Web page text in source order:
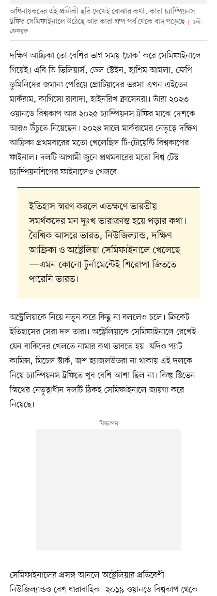
অধিনায়কদের এই প্রতীকী ছবি দেখেই বোঝার কথা, কারা চ্যাম্পিয়নস
ট্রফির সেমিফাইনালে উঠেছে আর কারা গ্রুপ পর্ব থেকে বাদ পড়েছে
ছবি:
ফেসবুক
দক্ষিণ আফ্রিকা তো বেশির ভাগ সময় ‘চোক’ করে সেমিফাইনালে
গিয়েই। এবি ডি ভিলিয়ার্স, ডেল স্টেইন, হাশিম আমলা, জেপি
ডুমিনিদের জমানা পেরিয়ে প্রোটিয়াদের ভরসা এখন এইডেন
মার্করাম, কাগিসো রাবাদা, হাইনরিখ ক্লাসেনরা। তাঁরা ২০২৩
ওয়ানডে বিশ্বকাপ আর ২০২৫ চ্যাম্পিয়নস ট্রফির মাঝে দেশকে
আরও উঁচুতে নিয়েছেন। ২০২৪ সালে মার্করামের নেতৃত্বে দক্ষিণ
আফ্রিকা প্রথমবারের মতো খেলেছিল টি-টোয়েন্টি বিশ্বকাপের
ফাইনাল। দলটি আগামী জুনে প্রথমবারের মতো বিশ্ব টেস্ট
চ্যাম্পিয়নশিপের ফাইনালেও খেলবে।
ইতিহাস স্মরণ করলে এতক্ষণে ভারতীয়
সমর্থকদের মন দুঃখ ভারাক্রান্ত হয়ে পড়ার কথা।
বৈশ্বিক আসরে ভারত, নিউজিল্যান্ড, দক্ষিণ
আফ্রিকা ও অস্ট্রেলিয়া সেমিফাইনালে খেলেছে
—এমন কোনো টুর্নামেন্টেই শিরোপা জিততে
পারেনি ভারত।
অস্ট্রেলিয়াকে নিয়ে নতুন করে কিছু না বললেও চলে। ক্রিকেট
ইতিহাসের সেরা দল তারা। অস্ট্রেলিয়াকে সেমিফাইনালে রেখেই
যেন বাকিদের খেলতে নামার কথা ভাবতে হয়। যদিও প্যাট
কামিন্স, মিচেল স্টার্ক, জশ হ্যাজলউডরা না থাকায় এই দলকে
নিয়ে চ্যাম্পিয়নস ট্রফিতে খুব বেশি আশা ছিল না। কিন্তু স্টিভেন
স্মিথের নেতৃত্বাধীন দলটি ঠিকই সেমিফাইনালে জায়গা করে
নিয়েছে।
সেমিফাইনালের প্রসঙ্গ আনলে অস্ট্রেলিয়ার প্রতিবেশী
নিউজিল্যান্ডও বেশ ধারাবাহিক। ২০১৯ ওয়ানডে বিশ্বকাপ থেকে